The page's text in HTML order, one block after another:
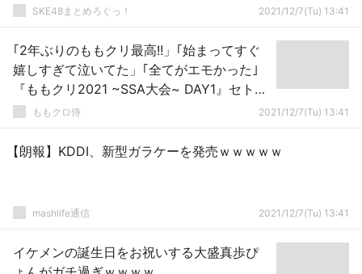
SKE48まとめろぐっ！ 2021/12/7(Tu) 13:41
｢2年ぶりのももクリ最高!!」｢始まってすぐ
嬉しすぎて泣いてた」｢全てがエモかった｣
『ももクリ2021 ~SSA大会~ DAY1』セト
リ･感想まとめ！
ももクロ侍 2021/12/7(Tu) 13:41
【朗報】KDDI、新型ガラケーを発売ｗｗｗｗｗ
mashlife通信 2021/12/7(Tu) 13:41
イケメンの誕生日をお祝いする大盛真歩ぴ